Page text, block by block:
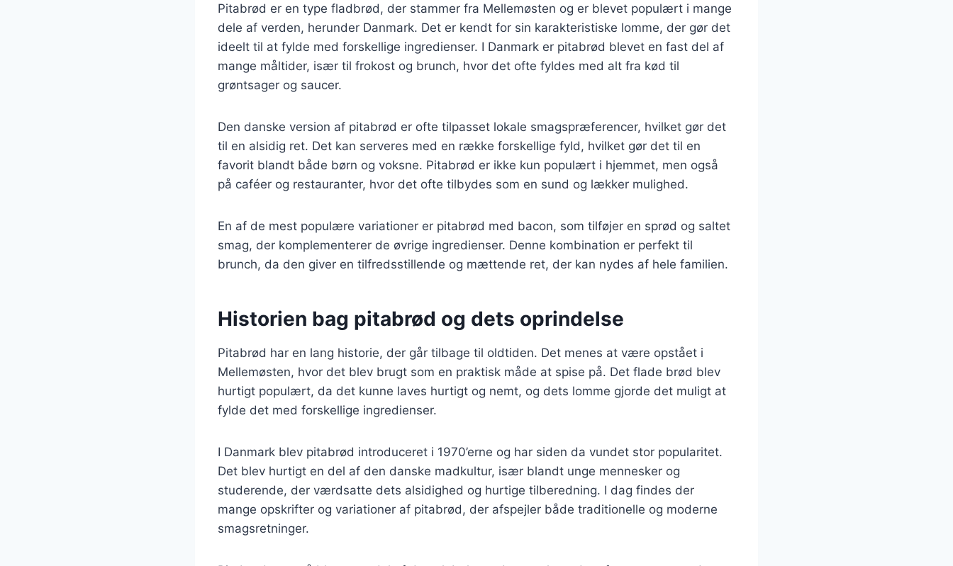
Pitabrød er en type fladbrød, der stammer fra Mellemøsten og er blevet populært i mange
dele af verden, herunder Danmark. Det er kendt for sin karakteristiske lomme, der gør det
ideelt til at fylde med forskellige ingredienser. I Danmark er pitabrød blevet en fast del af
mange måltider, især til frokost og brunch, hvor det ofte fyldes med alt fra kød til
grøntsager og saucer.
Den danske version af pitabrød er ofte tilpasset lokale smagspræferencer, hvilket gør det
til en alsidig ret. Det kan serveres med en række forskellige fyld, hvilket gør det til en
favorit blandt både børn og voksne. Pitabrød er ikke kun populært i hjemmet, men også
på caféer og restauranter, hvor det ofte tilbydes som en sund og lækker mulighed.
En af de mest populære variationer er pitabrød med bacon, som tilføjer en sprød og saltet
smag, der komplementerer de øvrige ingredienser. Denne kombination er perfekt til
brunch, da den giver en tilfredsstillende og mættende ret, der kan nydes af hele familien.
Historien bag pitabrød og dets oprindelse
Pitabrød har en lang historie, der går tilbage til oldtiden. Det menes at være opstået i
Mellemøsten, hvor det blev brugt som en praktisk måde at spise på. Det flade brød blev
hurtigt populært, da det kunne laves hurtigt og nemt, og dets lomme gjorde det muligt at
fylde det med forskellige ingredienser.
I Danmark blev pitabrød introduceret i 1970’erne og har siden da vundet stor popularitet.
Det blev hurtigt en del af den danske madkultur, især blandt unge mennesker og
studerende, der værdsatte dets alsidighed og hurtige tilberedning. I dag findes der
mange opskrifter og variationer af pitabrød, der afspejler både traditionelle og moderne
smagsretninger.